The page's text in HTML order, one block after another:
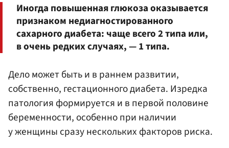
Иногда повышенная глюкоза оказывается
признаком недиагностированного
сахарного диабета: чаще всего 2 типа или,
в очень редких случаях, — 1 типа.
Дело может быть и в раннем развитии,
собственно, гестационного диабета. Изредка
патология формируется и в первой половине
беременности, особенно при наличии
у женщины сразу нескольких факторов риска.